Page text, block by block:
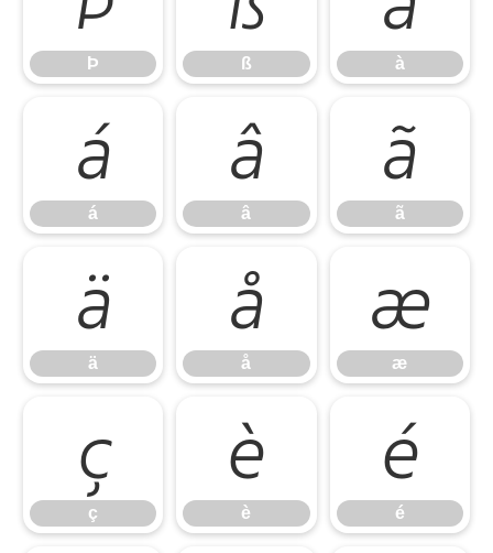
Þ ß à
á
á
â
â
ã
ã
ä
ä
å
å
æ
æ
ç
ç
è
è
é
é